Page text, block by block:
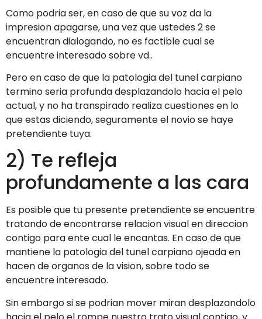
Como podri­a ser, en caso de que su voz da la
impresion apagarse, una vez que ustedes 2 se
encuentran dialogando, no es factible cual se
encuentre interesado sobre vd..
Pero en caso de que la patologi­a del tunel carpiano
termino seri­a profunda desplazandolo hacia el pelo
actual, y no ha transpirado realiza cuestiones en lo
que estas diciendo, seguramente el novio se haye
pretendiente tuya.
2) Te refleja
profundamente a las cara
Es posible que tu presente pretendiente se encuentre
tratando de encontrarse relacion visual en direccion
contigo para ente cual le encantas. En caso de que
mantiene la patologi­a del tunel carpiano ojeada en
hacen de organos de la vision, sobre todo se
encuentre interesado.
Sin embargo si se podri­an mover miran desplazandolo